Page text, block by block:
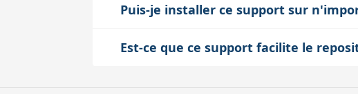
télescope et ne devrait pas affecter
Puis-je installer ce support sur
faut s’assurer que le collier utilisé est bien
Est-ce que ce support facilite le